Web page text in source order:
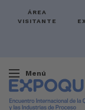
ÁREA
VISITANTE
Menú